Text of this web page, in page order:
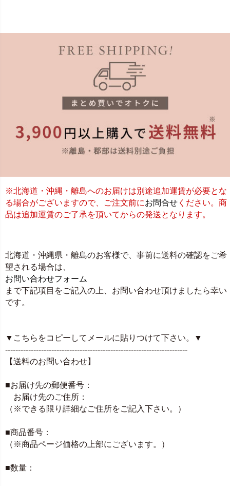
※北海道・沖縄・離島へのお届けは別途追加運賃が必要とな
る場合がございますので、ご注文前にお問合せ ください。商
品は追加運賃のご了承を頂いてからの発送となります。
北海道・沖縄県・離島のお客様で、事前に送料の確認をご希
望される場合は、
お問い合わせフォーム
まで下記項目をご記入の上、お問い合わせ頂けましたら幸い
です。
▼こちらをコピーしてメールに貼りつけて下さい。▼
-----------------------------------------------------------------------
【送料のお問い合わせ】
■お届け先の郵便番号：
お届け先のご住所：
（※できる限り詳細なご住所をご記入下さい。）
■商品番号：
（※商品ページ価格の上部にございます。）
■数量：